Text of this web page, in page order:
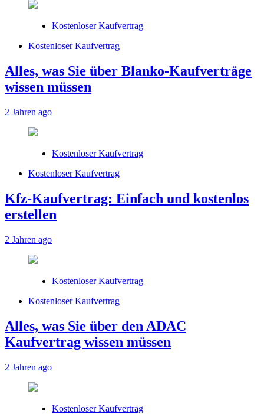
Kostenloser Kaufvertrag
Kostenloser Kaufvertrag
Alles, was Sie über Blanko-Kaufverträge
wissen müssen
2 Jahren ago
Kostenloser Kaufvertrag
Kostenloser Kaufvertrag
Kfz-Kaufvertrag: Einfach und kostenlos
erstellen
2 Jahren ago
Kostenloser Kaufvertrag
Kostenloser Kaufvertrag
Alles, was Sie über den ADAC
Kaufvertrag wissen müssen
2 Jahren ago
Kostenloser Kaufvertrag